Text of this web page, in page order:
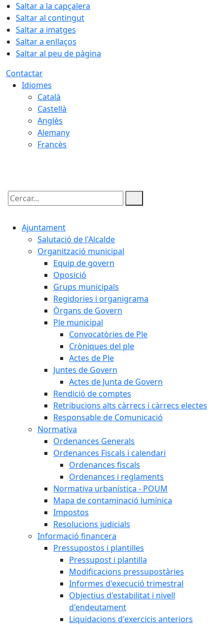
Saltar a la capçalera
Saltar al contingut
Saltar a imatges
Saltar a enllaços
Saltar al peu de pàgina
Contactar
Idiomes
Català
Castellà
Anglès
Alemany
Francès
Cercar:
Ajuntament
Salutació de l'Alcalde
Organització municipal
Equip de govern
Oposició
Grups municipals
Regidories i organigrama
Òrgans de Govern
Ple municipal
Convocatòries de Ple
Cròniques del ple
Actes de Ple
Juntes de Govern
Actes de Junta de Govern
Rendició de comptes
Retribucions alts càrrecs i càrrecs electes
Responsable de Comunicació
Normativa
Ordenances Generals
Ordenances Fiscals i calendari
Ordenances fiscals
Ordenances i reglaments
Normativa urbanística - POUM
Mapa de contaminació lumínica
Impostos
Resolucions judicials
Informació financera
Pressupostos i plantilles
Pressupost i plantilla
Modificacions pressupostàries
Informes d'execució trimestral
Objectius d'estabilitat i nivell
d'endeutament
Liquidacions d'exercicis anteriors